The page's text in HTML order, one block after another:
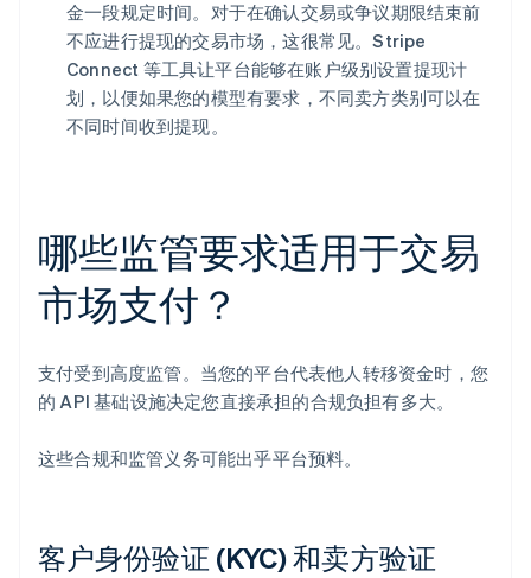
金一段规定时间。对于在确认交易或争议期限结束前
不应进行提现的交易市场，这很常见。Stripe
Connect 等工具让平台能够在账户级别设置提现计
划，以便如果您的模型有要求，不同卖方类别可以在
不同时间收到提现。
哪些监管要求适用于交易
市场支付？
支付受到高度监管。当您的平台代表他人转移资金时，您
的 API 基础设施决定您直接承担的合规负担有多大。
这些合规和监管义务可能出乎平台预料。
客户身份验证 (KYC) 和卖方验证